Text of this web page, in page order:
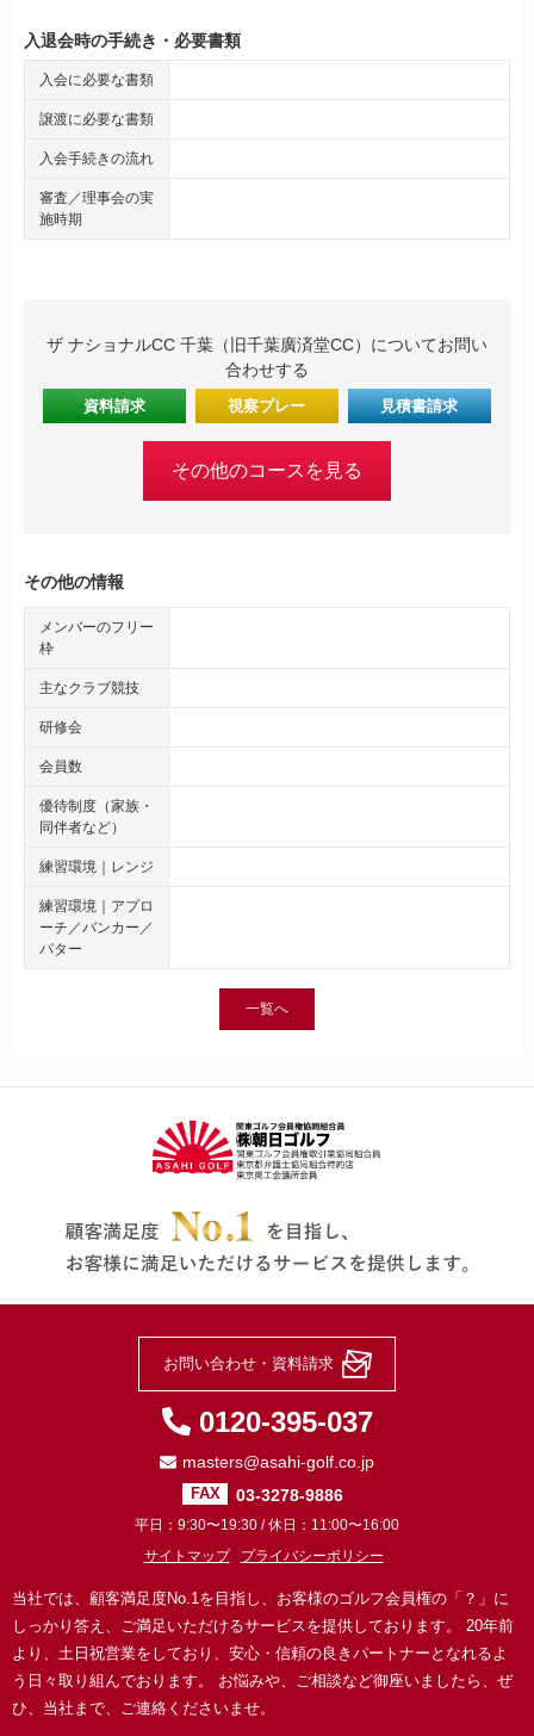
入退会時の手続き・必要書類
入会に必要な書類
譲渡に必要な書類
入会手続きの流れ
審査／理事会の実
施時期
ザ ナショナルCC 千葉（旧千葉廣済堂CC）についてお問い
合わせする
資料請求 視察プレー 見積書請求
その他のコースを見る
その他の情報
メンバーのフリー
枠
主なクラブ競技
研修会
会員数
優待制度（家族・
同伴者など）
練習環境｜レンジ
練習環境｜アプロ
ーチ／バンカー／
パター
一覧へ
当社では、顧客満足度No.1を目指し、お客様のゴルフ会員権の「？」に
しっかり答え、ご満足いただけるサービスを提供しております。
20年前
より、土日祝営業をしており、安心・信頼の良きパートナーとなれるよ
う日々取り組んでおります。
お悩みや、ご相談など御座いましたら、ぜ
ひ、当社まで、ご連絡くださいませ。
お問い合わせ・資料請求
0120-395-037
masters@asahi-golf.co.jp
FAX 03-3278-9886
平日：9:30〜19:30 / 休日：11:00〜16:00
サイトマップ
プライバシーポリシー